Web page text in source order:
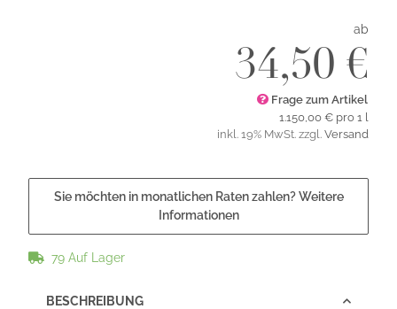
ab
34,50 €
Frage zum Artikel
1.150,00 € pro 1 l
inkl. 19% MwSt. zzgl. Versand
Sie möchten in monatlichen Raten zahlen?Weitere
Informationen
79 Auf Lager
BESCHREIBUNG